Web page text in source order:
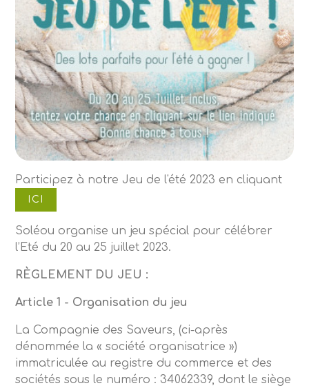
Participez à notre Jeu de l'été 2023 en cliquant
ICI
Soléou organise un jeu spécial pour célébrer
l’Eté du 20 au 25 juillet 2023.
RÈGLEMENT DU JEU :
Article 1 - Organisation du jeu
La Compagnie des Saveurs, (ci-après
dénommée la « société organisatrice »)
immatriculée au registre du commerce et des
sociétés sous le numéro : 34062339, dont le siège